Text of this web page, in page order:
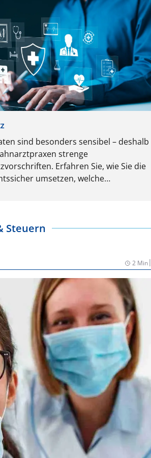
sind besonders sensibel – deshalb
strenge
Erfahren Sie, wie Sie die
umsetzen, welche
Steuern
2 Min